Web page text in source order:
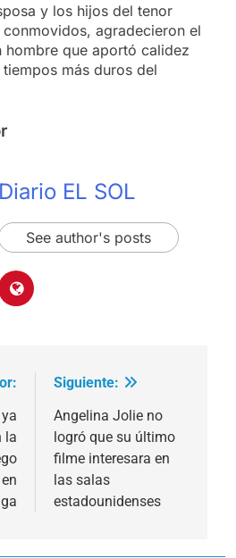
y los hijos del tenor
agradecieron el
hombre que aportó calidez
más duros del
Diario EL SOL
See author's posts
la
Siguiente:
Angelina Jolie no
logró que su último
filme interesara en
las salas
estadounidenses